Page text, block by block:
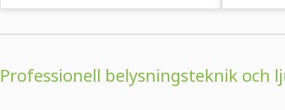
Professionell belysningsteknik och